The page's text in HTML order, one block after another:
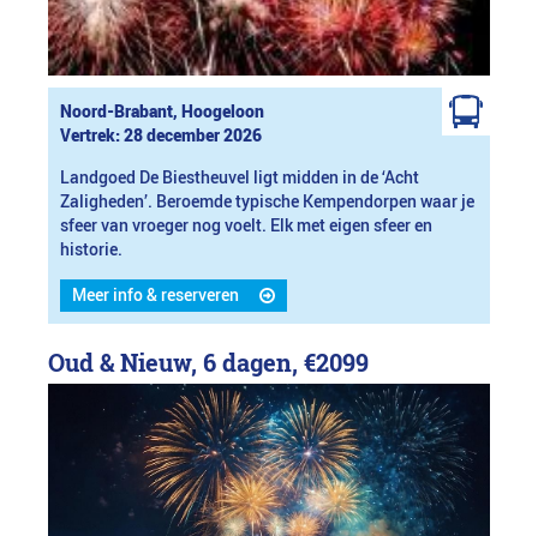
Noord-Brabant, Hoogeloon
Vertrek: 28 december 2026
Landgoed De Biestheuvel ligt midden in de ‘Acht
Zaligheden’. Beroemde typische Kempendorpen waar je
sfeer van vroeger nog voelt. Elk met eigen sfeer en
historie.
Meer info & reserveren
Oud & Nieuw, 6 dagen, €2099